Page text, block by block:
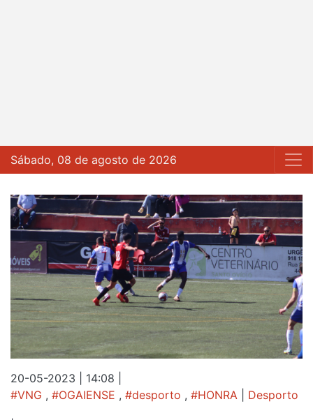
Sábado, 08 de agosto de 2026
20-05-2023 | 14:08
#VNG , #OGAIENSE , #desporto , #HONRA Desporto